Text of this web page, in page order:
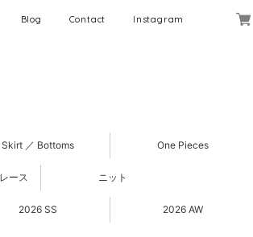
Blog Contact Instagram
Skirt ／ Bottoms One Pieces
ース ニット
2026 SS 2026 AW